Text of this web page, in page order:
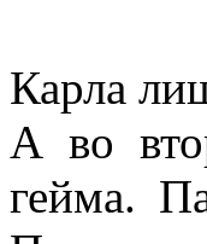
Карла
А во
гейма.